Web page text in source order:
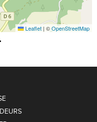
Leaflet | ©OpenStreetMap